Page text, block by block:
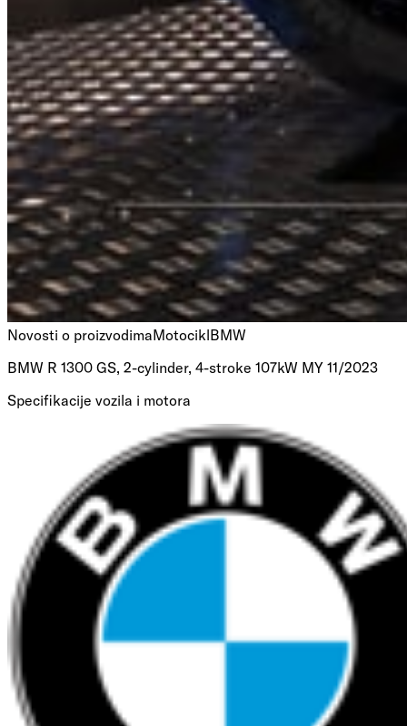
Novosti o proizvodimaMotociklBMW
BMW R 1300 GS, 2-cylinder, 4-stroke 107kW MY 11/2023
Specifikacije vozila i motora